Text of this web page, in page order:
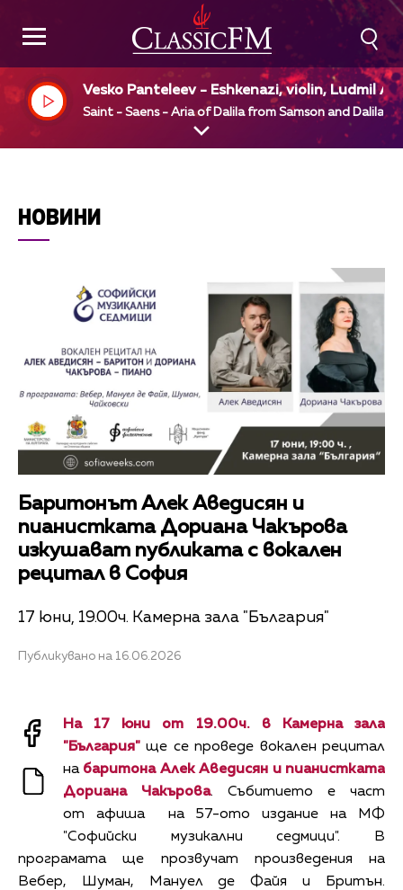
Vesko Panteleev - Eshkenazi, violin, Ludmil
elov, piano
Saint - Saens - Aria of Dalila from Samson and Dalila
НОВИНИ
Баритонът Алек Аведисян и
пианистката Дориана Чакърова
изкушават публиката с вокален
рецитал в София
17 юни, 19.00ч. Камерна зала "България"
Публикувано на 16.06.2026
На 17 юни от 19.00ч. в Камерна зала
"България" ще се проведе вокален рецитал
на баритона Алек Аведисян и пианистката
Дориана Чакърова. Събитието е част
от афиша на 57-ото издание на МФ
"Софийски музикални седмици". В
програмата ще прозвучат произведения на
Вебер, Шуман, Мануел де Файя и Бритън.